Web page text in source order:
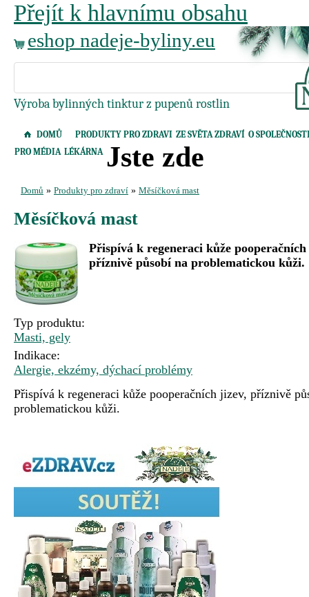
Přejít k hlavnímu obsahu
eshop nadeje-byliny.eu
Výroba bylinných tinktur z pupenů rostlin
DOMŮ PRODUKTY PRO ZDRAVI ZE SVĚTA ZDRAVÍ O
PRO MÉDIA LÉKÁRNA Jste zde
Domů » Produkty pro zdraví » Měsíčková mast
Měsíčková mast
Přispívá k regeneraci kůže
příznivě působí na problematickou kůži.
Typ produktu:
Masti, gely
Indikace:
Alergie, ekzémy, dýchací problémy
Přispívá k regeneraci kůže pooperačních jizev, příznivě
problematickou kůži.